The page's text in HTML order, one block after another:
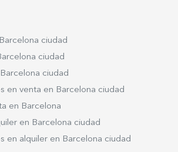
de las zonas más dinámicas y
tanto para vivir como para
de comercios, restaurantes,
transporte público y una amplia
salón tiene salida a un
perfecto para disfrutar del
ciudad
ciudad
ciudad
en venta en Barcelona ciudad
en Barcelona
en Barcelona ciudad
en alquiler en Barcelona ciudad